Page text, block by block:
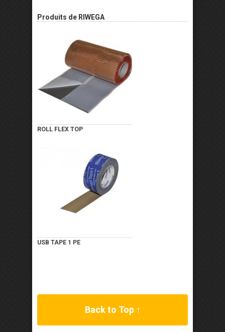
Produits de RIWEGA
ROLL FLEX TOP
USB TAPE 1 PE
Back to Top ↑